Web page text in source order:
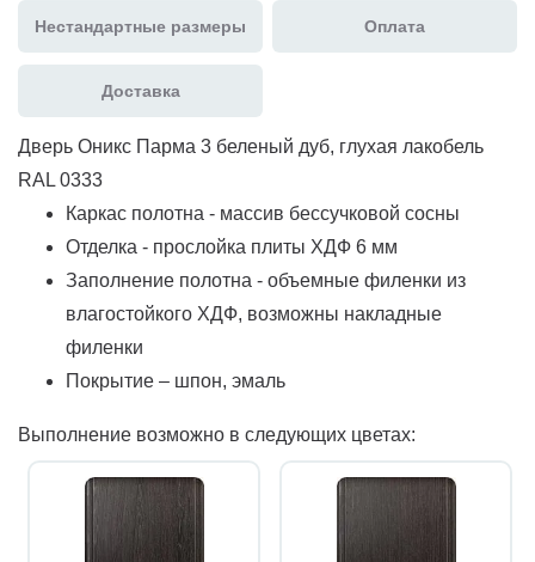
Нестандартные размеры Оплата
Доставка
Дверь Оникс Парма 3 беленый дуб, глухая лакобель
RAL 0333
Каркас полотна - массив бессучковой сосны
Отделка - прослойка плиты ХДФ 6 мм
Заполнение полотна - объемные филенки из
влагостойкого ХДФ, возможны накладные
филенки
Покрытие – шпон, эмаль
Выполнение возможно в следующих цветах: